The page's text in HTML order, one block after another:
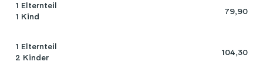
1 Elternteil
1 Kind
79,90
1 Elternteil
2 Kinder
104,30